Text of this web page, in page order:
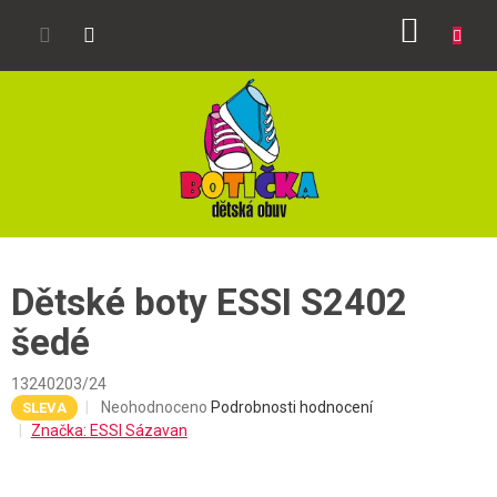
Dětské boty ESSI S2402
šedé
13240203/24
SLEVA
Průměrné
hodnocení
Neohodnoceno Podrobnosti hodnocení
Značka: ESSI Sázavan